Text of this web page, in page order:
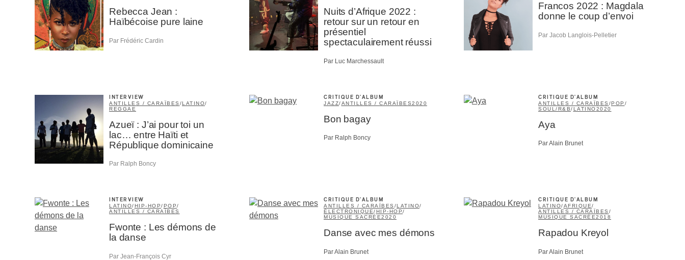
Rebecca Jean :
Haïbécoise pure laine
Par Frédéric Cardin
Nuits d’Afrique 2022 :
retour sur un retour en
présentiel
spectaculairement réussi
Par Luc Marchessault
Francos 2022 : Magdala
donne le coup d’envoi
Par Jacob Langlois-Pelletier
INTERVIEW
ANTILLES / CARAÏBES /LATINO/
REGGAE
Azueï : J’ai pour toi un
lac… entre Haïti et
République dominicaine
Par Ralph Boncy
CRITIQUE D'ALBUM
JAZZ/ANTILLES / CARAÏBES2020
Bon bagay
Par Ralph Boncy
CRITIQUE D'ALBUM
ANTILLES / CARAÏBES /POP /
SOUL/R&B/LATINO2020
Aya
Par Alain Brunet
INTERVIEW
LATINO/HIP-HOP/POP/
ANTILLES / CARAÏBES
Fwonte : Les démons de
la danse
Par Jean-François Cyr
CRITIQUE D'ALBUM
ANTILLES / CARAÏBES /LATINO/
ÉLECTRONIQUE/HIP-HOP/
MUSIQUE SACRÉE2020
Danse avec mes démons
Par Alain Brunet
CRITIQUE D'ALBUM
LATINO/AFRIQUE/
ANTILLES / CARAÏBES /
MUSIQUE SACRÉE2018
Rapadou Kreyol
Par Alain Brunet